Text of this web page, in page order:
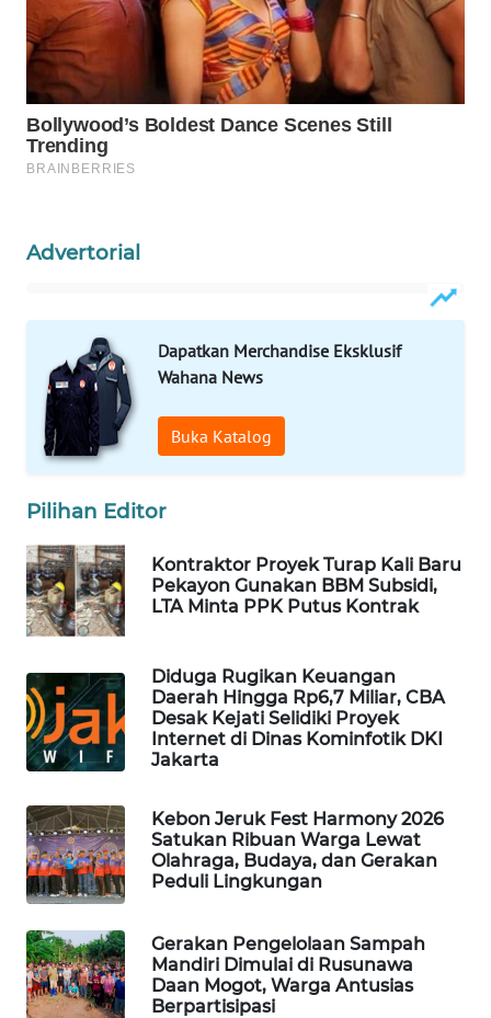
Advertorial
Dapatkan Merchandise Eksklusif
Wahana News
Buka Katalog
Pilihan Editor
Kontraktor Proyek Turap Kali Baru
Pekayon Gunakan BBM Subsidi,
LTA Minta PPK Putus Kontrak
Diduga Rugikan Keuangan
Daerah Hingga Rp6,7 Miliar, CBA
Desak Kejati Selidiki Proyek
Internet di Dinas Kominfotik DKI
Jakarta
Kebon Jeruk Fest Harmony 2026
Satukan Ribuan Warga Lewat
Olahraga, Budaya, dan Gerakan
Peduli Lingkungan
Gerakan Pengelolaan Sampah
Mandiri Dimulai di Rusunawa
Daan Mogot, Warga Antusias
Berpartisipasi
Network
KONSUMEN
LISTRIK
MASYARAKAT
KELISTRIKAN
ID
MARTABAT
NET
PLN
WATCH
MKLI
LPKKI
LKKI
KOPEKLIN
KONSUMEN
FORWAMKI
ALPERKLINAS
FORJASIDA